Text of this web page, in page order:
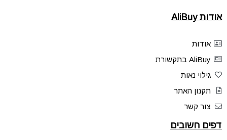
אודות AliBuy
אודות
AliBuy בתקשורת
גילוי נאות
תקנון האתר
צור קשר
דפים חשובים